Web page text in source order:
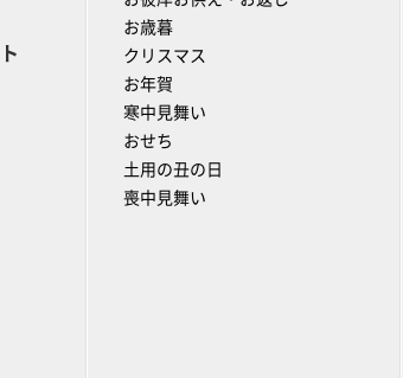
お歳暮
クリスマス
お年賀
寒中見舞い
おせち
土用の丑の日
喪中見舞い